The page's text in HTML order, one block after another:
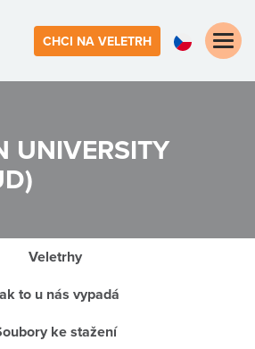
CHCI NA VELETRH
Toggle
UNIVERSITY
Veletrhy
to u nás vypadá
ke stažení